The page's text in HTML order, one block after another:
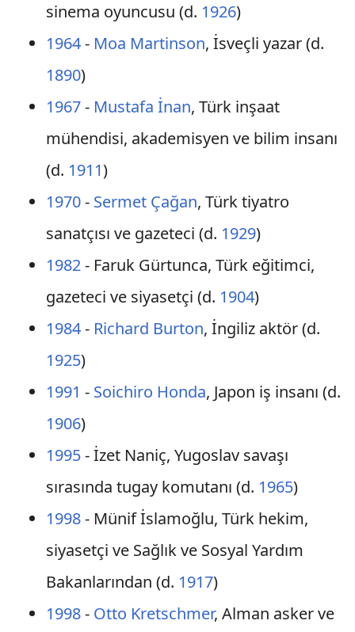
sinema oyuncusu (d. 1926)
1964- Moa Martinson, İsveçli yazar (d.
1890)
1967- Mustafa İnan, Türk inşaat
mühendisi, akademisyen ve bilim insanı
(d. 1911)
1970- Sermet Çağan, Türk tiyatro
sanatçısı ve gazeteci (d. 1929)
1982- Faruk Gürtunca, Türk eğitimci,
gazeteci ve siyasetçi (d. 1904)
1984- Richard Burton, İngiliz aktör (d.
1925)
1991 - Soichiro Honda, Japon iş insanı (d.
1906)
1995- İzet Naniç, Yugoslav savaşı
sırasında tugay komutanı (d. 1965)
1998- Münif İslamoğlu, Türk hekim,
siyasetçi ve Sağlık ve Sosyal Yardım
Bakanlarından (d. 1917)
1998- Otto Kretschmer, Alman asker ve